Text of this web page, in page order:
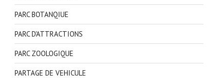
PARC BOTANQIUE
PARC D'ATTRACTIONS
PARC ZOOLOGIQUE
PARTAGE DE VEHICULE